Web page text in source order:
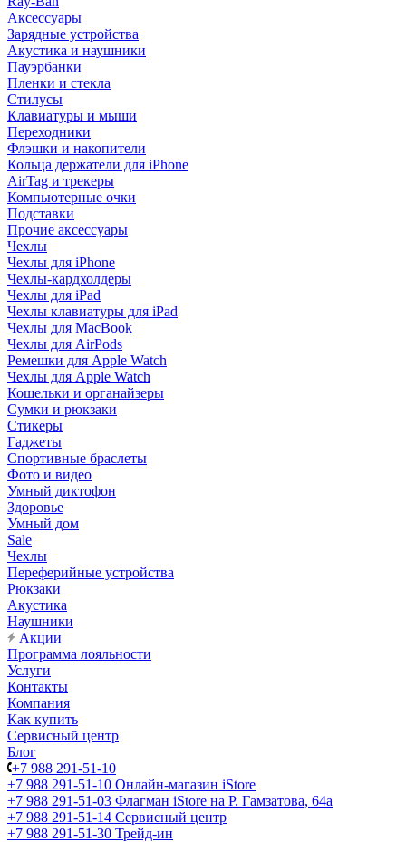
Аксессуары
Зарядные устройства
Акустика и наушники
Пауэрбанки
Пленки и стекла
Стилусы
Клавиатуры и мыши
Переходники
Флэшки и накопители
Кольца держатели для iPhone
AirTag и трекеры
Компьютерные очки
Подставки
Прочие аксессуары
Чехлы
Чехлы для iPhone
Чехлы-кардхолдеры
Чехлы для iPad
Чехлы клавиатуры для iPad
Чехлы для MacBook
Чехлы для AirPods
Ремешки для Apple Watch
Чехлы для Apple Watch
Кошельки и органайзеры
Сумки и рюкзаки
Стикеры
Гаджеты
Спортивные браслеты
Фото и видео
Умный диктофон
Здоровье
Умный дом
Sale
Чехлы
Переферийные устройства
Рюкзаки
Акустика
Наушники
Акции
Программа лояльности
Услуги
Контакты
Компания
Как купить
Сервисный центр
Блог
+7 988 291-51-10
+7 988 291-51-10 Онлайн-магазин iStore
+7 988 291-51-03 Флагман iStore на Р. Гамзатова, 64а
+7 988 291-51-14 Сервисный центр
+7 988 291-51-30 Трейд-ин